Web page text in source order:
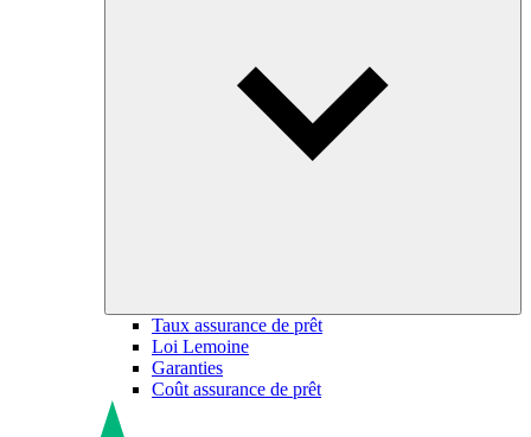
Taux assurance de prêt
Loi Lemoine
Garanties
Coût assurance de prêt